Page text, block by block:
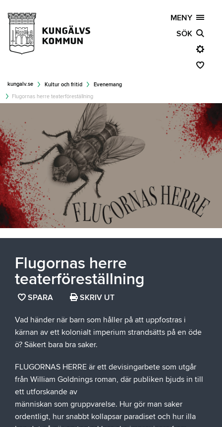
MENY
SÖK
kungalv.se Kultur och fritid
Evenemang
Flugornas herre teaterföreställning
Flugornas herre
teaterföreställning
SPARA SPARA
SOM
FAVORIT
SKRIV UT
Vad händer när barn som håller på att uppfostras i
kärnan av ett kolonialt imperium strandsätts på en öde
ö? Säkert bara bra saker.
FLUGORNAS HERRE är ett devisingarbete som utgår
från William Goldnings roman, där publiken bjuds in till
ett utforskande av
människan som gruppvarelse. Hur gör man saker
ordentligt, hur snabbt kollapsar paradiset och hur illa